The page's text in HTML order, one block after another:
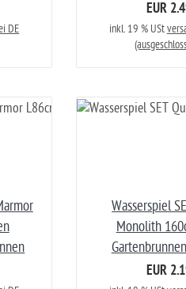
DE
EUR
inkl. 19 % USt
Wasserspiel
Monolith
EUR